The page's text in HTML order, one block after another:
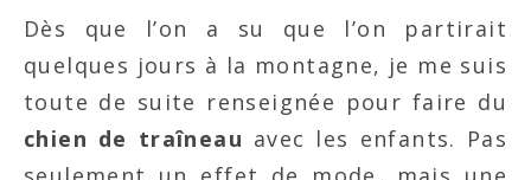
Dès que l’on a su que l’on partirait
quelques jours à la montagne, je me suis
toute de suite renseignée pour faire du
chien de traîneau avec les enfants. Pas